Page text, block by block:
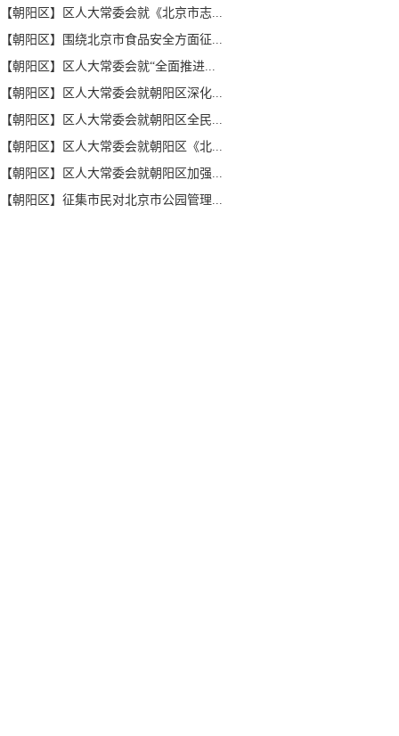
【朝阳区】区人大常委会就《北京市志...
【朝阳区】围绕北京市食品安全方面征...
【朝阳区】区人大常委会就“全面推进...
【朝阳区】区人大常委会就朝阳区深化...
【朝阳区】区人大常委会就朝阳区全民...
【朝阳区】区人大常委会就朝阳区《北...
【朝阳区】区人大常委会就朝阳区加强...
【朝阳区】征集市民对北京市公园管理...